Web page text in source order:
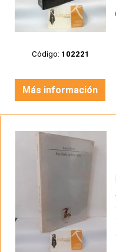
Código: 102221
Más información